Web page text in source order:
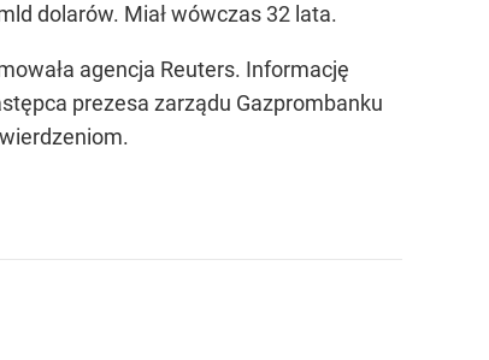
dolarów. Miał wówczas 32 lata.
agencja Reuters. Informację
prezesa zarządu Gazprombanku